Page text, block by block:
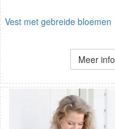
Vest met gebreide bloemen
Meer info